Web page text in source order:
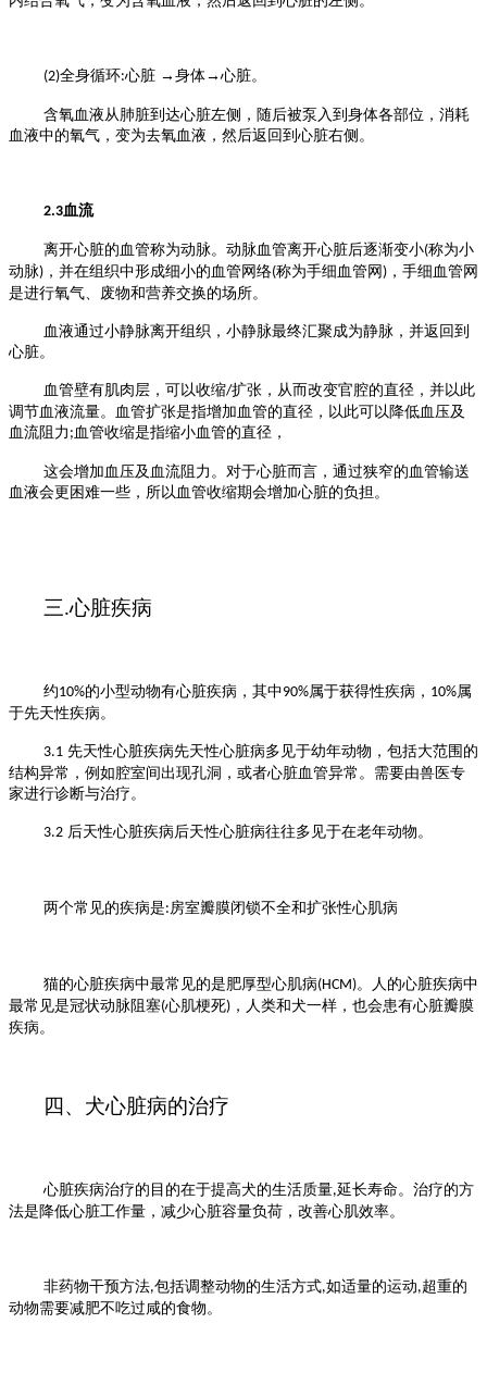
(2)全身循环:心脏 →身体→心脏。
含氧血液从肺脏到达心脏左侧，随后被泵入到身体各部位，消耗
血液中的氧气，变为去氧血液，然后返回到心脏右侧。
2.3血流
离开心脏的血管称为动脉。动脉血管离开心脏后逐渐变小(称为小
动脉) ，并在组织中形成细小的血管网络(称为手细血管网) ，手细血管网
是进行氧气、废物和营养交换的场所。
血液通过小静脉离开组织，小静脉最终汇聚成为静脉，并返回到
心脏。
血管壁有肌肉层，可以收缩/扩张，从而改变官腔的直径，并以此
调节血液流量。血管扩张是指增加血管的直径，以此可以降低血压及
血流阻力 ; 血管收缩是指缩小血管的直径，
这会增加血压及血流阻力。对于心脏而言，通过狭窄的血管输送
血液会更困难一些，所以血管收缩期会增加心脏的负担。
三.心脏疾病
约10%的小型动物有心脏疾病，其中90%属于获得性疾病， 10%属
于先天性疾病。
3.1 先天性心脏疾病先天性心脏病多见于幼年动物，包括大范围的
结构异常，例如腔室间出现孔洞，或者心脏血管异常。需要由兽医专
家进行诊断与治疗。
3.2 后天性心脏疾病 后天性心脏病往往多见于在老年动物。
两个常见的疾病是: 房室瓣膜闭锁不全和扩张性心肌病
猫的心脏疾病中最常见的是肥厚型心肌病(HCM)。人的心脏疾病中
最常见是冠状动脉 阻塞(心肌梗死) ，人类和犬一样，也会患有心脏瓣膜
疾病。
四、犬心脏病的治疗
心脏疾病治疗的目的在于提高犬的生活质量,延长寿命。治疗的方
法是降低心脏工作量， 减少心脏容量负荷，改善心肌效率。
非药物干预方法,包括调整动物的生活方式,如适量的运动,超重的
动物需要减肥不吃过咸的食物。